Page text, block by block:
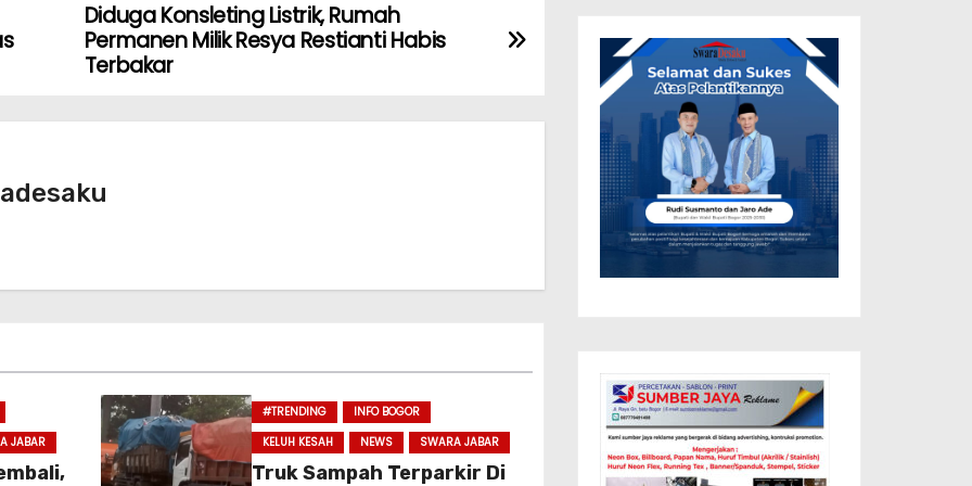
Diduga Konsleting Listrik, Rumah
Permanen Milik Resya Restianti Habis
Terbakar
JABAR
#TRENDING
INFO BOGOR
KELUH KESAH
NEWS SWARA JABAR
Truk Sampah Terparkir Di